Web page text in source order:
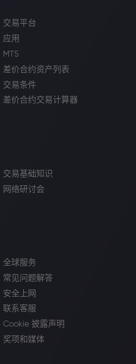
交易平台
应用
MT5
差价合约资产列表
交易条件
差价合约交易计算器
交易基础知识
网络研讨会
全球服务
常见问题解答
安全上网
联系客服
Cookie 披露声明
奖项和媒体